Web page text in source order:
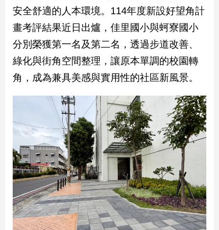
政
治
焦
品
觀
點
民
焦
觀
兩
岸/
安全舒適的人本環境。114年度新設好望角計
畫考評結果近日出爐，佳里國小與蚵寮國小
分別榮獲第一名及第二名，透過步道改善、
綠化與街角空間整理，讓原本單調的校園轉
角，成為兼具美感與實用性的社區新風景。